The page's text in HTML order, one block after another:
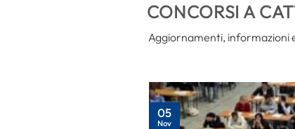
CONCORSI A
Aggiornamenti, informazioni
05
Nov